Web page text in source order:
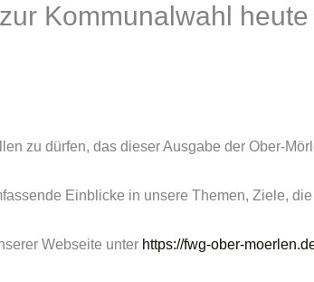
Kommunalwahl
zu dürfen, das dieser Ausgabe der Ober-
Einblicke in unsere Themen, Ziele,
Webseite unter https://fwg-ober-